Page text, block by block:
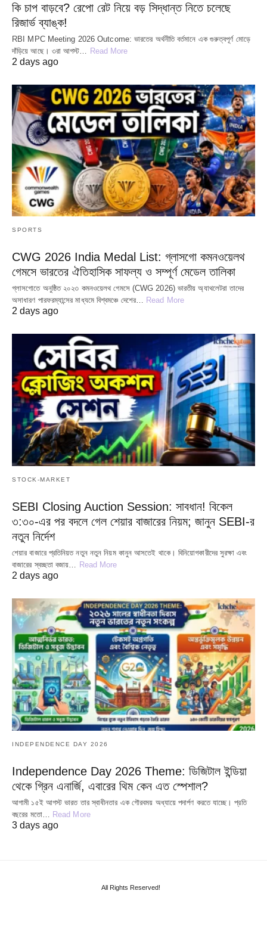
কি চাপ বাড়বে? রেপো রেট নিয়ে বড় সিদ্ধান্ত নিতে চলেছে
রিজার্ভ ব্যাঙ্ক!
RBI MPC Meeting 2026 Outcome: ভারতের অর্থনীতি বর্তমানে এক গুরুত্বপূর্ণ মোড়ে
দাঁড়িয়ে আছে। ৩রা আগস্ট…
Read More
2 days ago
SPORTS
CWG 2026 India Medal List: গ্লাসগো কমনওয়েলথ
গেমসে ভারতের ঐতিহাসিক সাফল্য ও সম্পূর্ণ মেডেল তালিকা
গ্লাসগোতে অনুষ্ঠিত ২০২৩ কমনওয়েলথ গেমসে (CWG 2026) ভারতীয় অ্যাথলেটরা তাদের
অসাধারণ পারফরম্যান্সের মাধ্যমে বিশ্বমঞ্চে দেশের… Read More
2 days ago
STOCK-MARKET
SEBI Closing Auction Session: সাবধান! বিকেল
৩:৩০-এর পর বদলে গেল শেয়ার বাজারের নিয়ম; জানুন SEBI-র
নতুন নির্দেশ
শেয়ার বাজারে প্রতিনিয়ত নতুন নতুন নিয়ম কানুন আসতেই থাকে। বিনিয়োগকারীদের সুরক্ষা এবং
বাজারের স্বচ্ছতা বজায়… Read More
2 days ago
INDEPENDENCE DAY 2026
Independence Day 2026 Theme: ডিজিটাল ইন্ডিয়া
থেকে গ্রিন এনার্জি, এবারের থিম কেন এত স্পেশাল?
আগামী ১৫ই আগস্ট ভারত তার স্বাধীনতার এক গৌরবময় অধ্যায়ে পদার্পণ করতে যাচ্ছে। প্রতি
বছরের মতো…
Read More
3 days ago
All Rights Reserved!